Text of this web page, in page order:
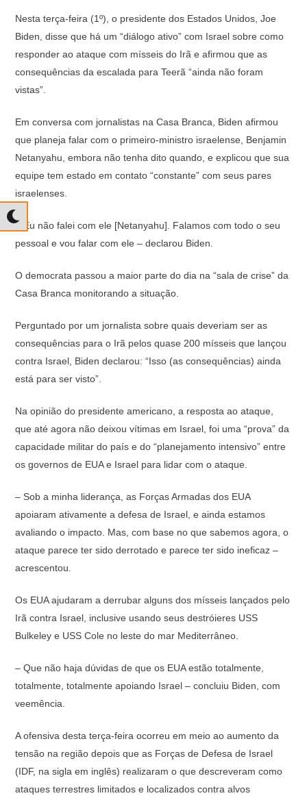
Nesta terça-feira (1º), o presidente dos Estados Unidos, Joe
Biden, disse que há um “diálogo ativo” com Israel sobre como
responder ao ataque com mísseis do Irã e afirmou que as
consequências da escalada para Teerã “ainda não foram
vistas”.
Em conversa com jornalistas na Casa Branca, Biden afirmou
que planeja falar com o primeiro-ministro israelense, Benjamin
Netanyahu, embora não tenha dito quando, e explicou que sua
equipe tem estado em contato “constante” com seus pares
israelenses.
– Eu não falei com ele [Netanyahu]. Falamos com todo o seu
pessoal e vou falar com ele – declarou Biden.
O democrata passou a maior parte do dia na “sala de crise” da
Casa Branca monitorando a situação.
Perguntado por um jornalista sobre quais deveriam ser as
consequências para o Irã pelos quase 200 mísseis que lançou
contra Israel, Biden declarou: “Isso (as consequências) ainda
está para ser visto”.
Na opinião do presidente americano, a resposta ao ataque,
que até agora não deixou vítimas em Israel, foi uma “prova” da
capacidade militar do país e do “planejamento intensivo” entre
os governos de EUA e Israel para lidar com o ataque.
– Sob a minha liderança, as Forças Armadas dos EUA
apoiaram ativamente a defesa de Israel, e ainda estamos
avaliando o impacto. Mas, com base no que sabemos agora, o
ataque parece ter sido derrotado e parece ter sido ineficaz –
acrescentou.
Os EUA ajudaram a derrubar alguns dos mísseis lançados pelo
Irã contra Israel, inclusive usando seus destróieres USS
Bulkeley e USS Cole no leste do mar Mediterrâneo.
– Que não haja dúvidas de que os EUA estão totalmente,
totalmente, totalmente apoiando Israel – concluiu Biden, com
veemência.
A ofensiva desta terça-feira ocorreu em meio ao aumento da
tensão na região depois que as Forças de Defesa de Israel
(IDF, na sigla em inglês) realizaram o que descreveram como
ataques terrestres limitados e localizados contra alvos